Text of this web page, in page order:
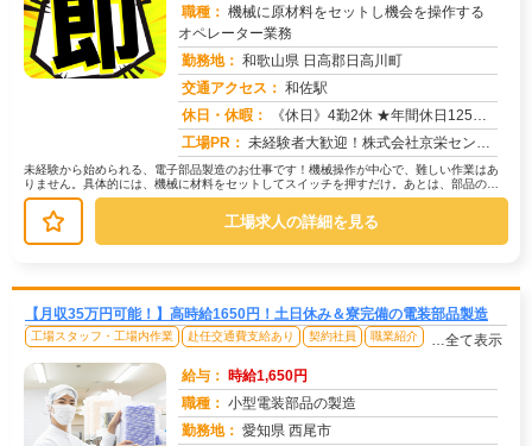
職種： 機械に原材料をセットし機会を操作する
オペレーター業務
勤務地： 和歌山県 日高郡日高川町
交通アクセス： 和佐駅
休日・休暇：
《休日》4勤2休 ★年間休日125日※会社カレンダーによる 【その他長期休暇あり】★ ゴールデンウィーク★夏季休暇...
工場PR： 未経験者大歓迎！株式会社京栄センターで、新しい一歩を踏み出してみませんか？充実の研修制度と、誰でも始められる作業内...
未経験から始められる、電子部品製造のお仕事です！機械操作が中心で、難しい作業はあ
りません。具体的には、機械に材料をセットしてスイッチを押すだけ。あとは、部品の運
搬や梱包、簡単な清掃、PCへのデー...
工場求人の詳細を見る
【月収35万円可能！】高時給1650円！土日休み＆寮完備の電装部品製造
工場スタッフ・工場内作業 赴任交通費支給あり 契約社員 職業紹介 …全て表示
給与： 時給1,650円
職種： 小型電装部品の製造
勤務地： 愛知県 西尾市